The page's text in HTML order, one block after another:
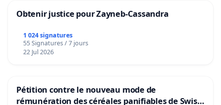
Obtenir justice pour Zayneb-Cassandra
1 024 signatures
55 Signatures / 7 jours
22 Jul 2026
Pétition contre le nouveau mode de
rémunération des céréales panifiables de Swiss